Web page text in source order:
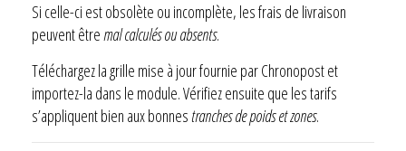
Si celle-ci est obsolète ou incomplète, les frais de livraison
peuvent être mal calculés ou absents.
Téléchargez la grille mise à jour fournie par Chronopost et
importez-la dans le module. Vérifiez ensuite que les tarifs
s’appliquent bien aux bonnestranches de poids et zones.